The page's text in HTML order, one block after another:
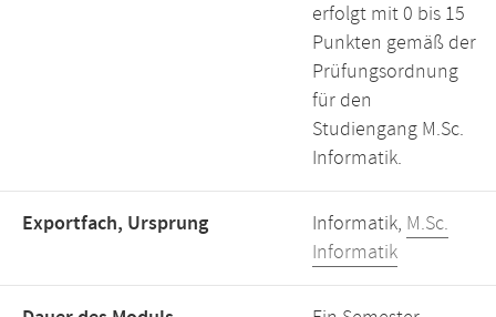
erfolgt mit 0 bis 15
Punkten gemäß der
Prüfungsordnung
für den
Studiengang M.Sc.
Informatik.
Exportfach, Ursprung Informatik, M.Sc.
Informatik